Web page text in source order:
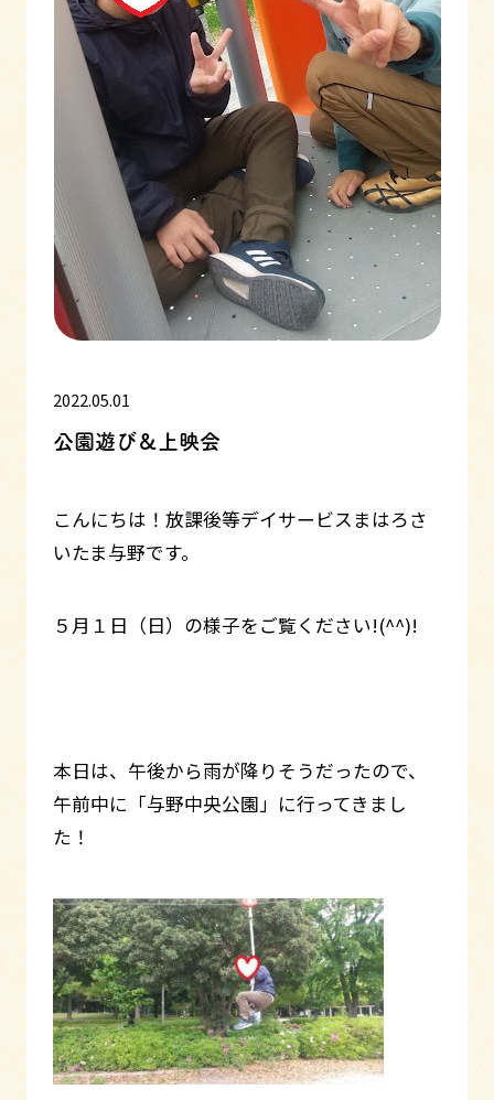
2022.05.01
公園遊び＆上映会
こんにちは！放課後等デイサービスまはろさ
いたま与野です。
５月１日（日）の様子をご覧ください!(^^)!
本日は、午後から雨が降りそうだったので、
午前中に「与野中央公園」に行ってきまし
た！